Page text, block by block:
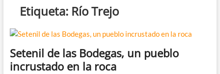
Etiqueta: Río Trejo
Setenil de las Bodegas, un pueblo
incrustado en la roca